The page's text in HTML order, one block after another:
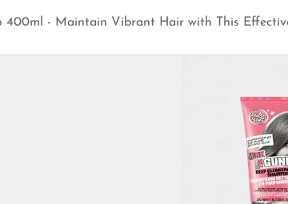
Add to
400ml - Maintain Vibrant Hair with This